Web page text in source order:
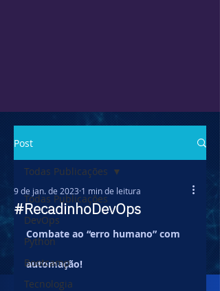
Post
Todas Publicações
DevOps
Python
Bootcamp
Tecnologia
Todas Publicações
#RecadinhoDevOps
9 de jan. de 2023 1 min de leitura
Combate ao “erro humano” com
automação!